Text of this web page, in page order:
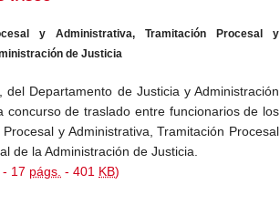
y Administrativa, Tramitación Procesal y
de Justicia
Departamento de Justicia y Administración
concurso de traslado entre funcionarios de los
y Administrativa, Tramitación Procesal
de la Administración de Justicia.
- 17 págs. - 401 KB)